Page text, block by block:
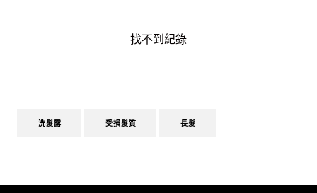
找不到紀錄
洗髮露 受損髮質 長髮